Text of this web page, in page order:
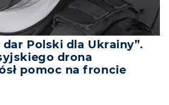
Polski dla Ukrainy”.
drona
pomoc na froncie